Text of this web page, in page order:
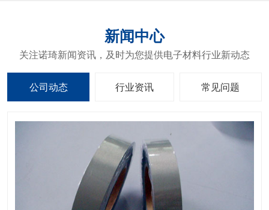
新闻中心
关注诺琦新闻资讯，及时为您提供电子材料行业新动态
公司动态 行业资讯 常见问题